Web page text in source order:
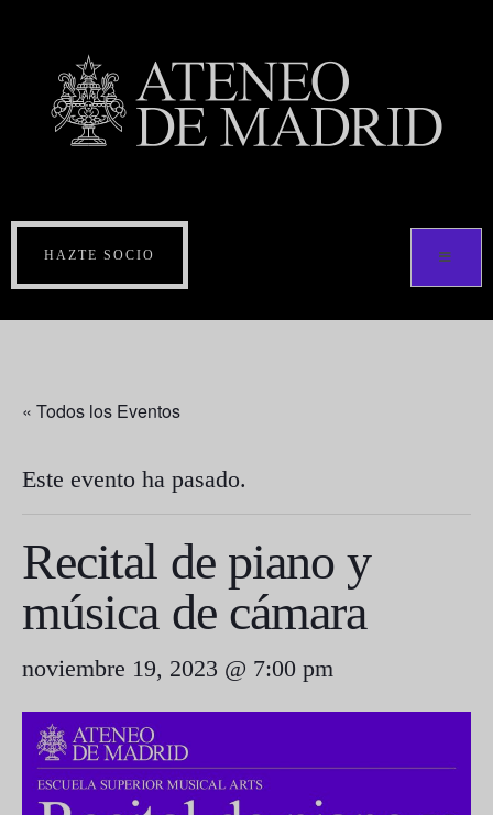
HAZTE SOCIO
« Todos los Eventos
Este evento ha pasado.
Recital de piano y
música de cámara
noviembre 19, 2023 @ 7:00 pm